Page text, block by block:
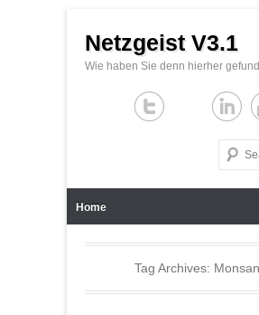
Netzgeist V3.1
Wie haben Sie denn hierher
Search
Home
Tag Archives: